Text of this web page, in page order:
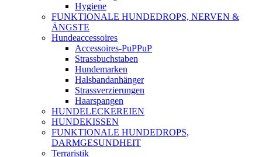
Hygiene
FUNKTIONALE HUNDEDROPS, NERVEN &
ÄNGSTE
Hundeaccessoires
Accessoires-PuPPuP
Strassbuchstaben
Hundemarken
Halsbandanhänger
Strassverzierungen
Haarspangen
HUNDELECKEREIEN
HUNDEKISSEN
FUNKTIONALE HUNDEDROPS,
DARMGESUNDHEIT
Terraristik